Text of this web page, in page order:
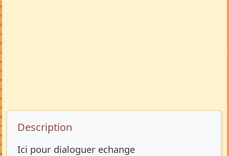
Description de l’annonce
Description
Ici pour dialoguer echange